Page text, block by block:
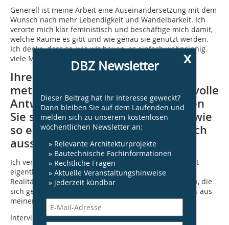
Generell ist meine Arbeit eine Auseinandersetzung mit dem
Wunsch nach mehr Lebendigkeit und Wandelbarkeit. Ich
verorte mich klar feminis­tisch und beschäftige mich damit,
welche Räume es gibt und wie genau sie genutzt werden.
Ich denke, dass so, wie wir bauen, es einfach wahnsinnig
viele Menschen ausschließt.
Ihre Arbeiten finden ja eher
methaphorische und auch humorvolle
Antworten auf diese Fragen. Haben
Sie sich schon einmal vorgestellt, wie
so ein organischer Raum tatsächlich
aussehen könnte?
Ich verwehre mich bewusst, konkret zu werden. Es gibt
eigentlich keine Utopien mehr, weil immer sofort ein
Realitätsbezug gefordert wird. Die Herausforderungen, die
sich gerade an die gebaute Umwelt stellen, machen es aus
meiner Sicht nötig, dass erstmal alles denkbar ist.
Interview: Natalie Scholder/DBZ
x
DBZ Newsletter
Dieser Beitrag hat Ihr Interesse geweckt?
Dann bleiben Sie auf dem Laufenden und
melden sich zu unserem kostenlosen
wöchentlichen Newsletter an:
» Relevante Architekturprojekte
» Bautechnische Fachinformationen
» Rechtliche Fragen
» Aktuelle Veranstaltungshinweise
» jederzeit kündbar